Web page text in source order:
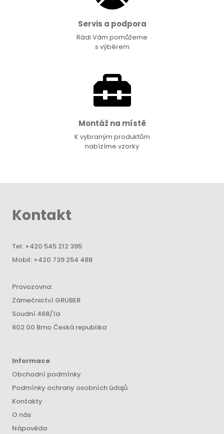
Servis a podpora
Rádi Vám pomůžeme
s výběrem
Montáž na místě
K vybraným produktům
nabízíme vzorky
Kontakt
Tel: +420 545 212 395
Mobil: +420 739 254 488
Provozovna:
Zámečnictví GRUBER
Soudní 468/1a
602 00 Brno Česká republika
Informace
Obchodní podmínky
Podmínky ochrany osobních údajů
Kontakty
O nás
Nápověda